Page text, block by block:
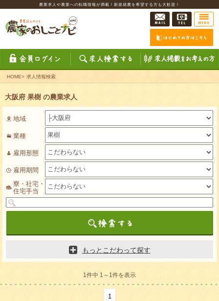
農業求人や農業への転職情報が満載！新規就農を希望する方も大歓迎！
HOME> 求人情報検索
大阪府 果樹 の農業求人
地域
業種
雇用形態
雇用期間
寮・社宅・
住宅手当
もっとこだわって探す
1件中 1～1件を表示
1